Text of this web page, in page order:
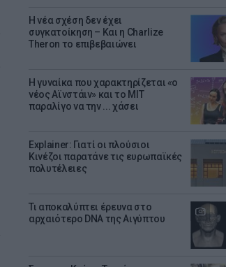
Η νέα σχέση δεν έχει
συγκατοίκηση – Και η Charlize
Theron το επιβεβαιώνει
Η γυναίκα που χαρακτηρίζεται «ο
νέος Αϊνστάιν» και το MIT
παραλίγο να την ... χάσει
Explainer: Γιατί οι πλούσιοι
Κινέζοι παρατάνε τις ευρωπαϊκές
πολυτέλειες
Τι αποκαλύπτει έρευνα στο
αρχαιότερο DNA της Αιγύπτου